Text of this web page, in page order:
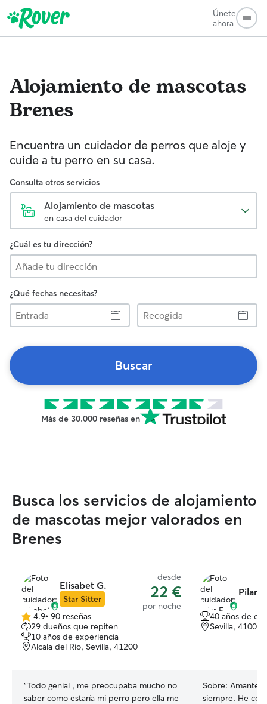
Únete
ahora
Alojamiento de mascotas
Brenes
Encuentra un cuidador de perros que aloje y
cuide a tu perro en su casa.
Consulta otros servicios
Alojamiento de mascotas
en casa del cuidador
¿Cuál es tu dirección?
¿Qué fechas necesitas?
Entrada
Recogida
Buscar
Más de 30.000 reseñas en
Busca los servicios de alojamiento
de mascotas mejor valorados en
Brenes
Elisabet G.
Star Sitter
desde
22 €
por noche
4.9
de
5
estrellas
4.9• 90 reseñas
29 dueños que repiten
10 años de experiencia
Alcala del Rio, Sevilla, 41200
“Todo genial , me preocupaba mucho no
saber como estaría mi perro pero ella me
Pilar F.
40 años de
Sevilla, 41009
Sobre: Amante
siempre. He